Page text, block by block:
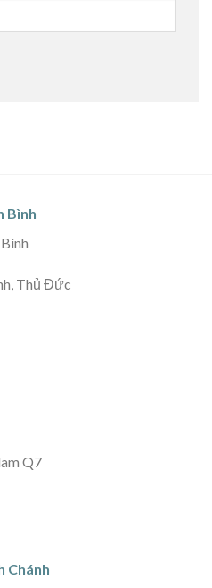
Bình
Thủ Đức
Q7
Chánh